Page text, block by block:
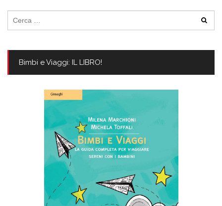
per:
Bimbi e Viaggi: IL LIBRO!